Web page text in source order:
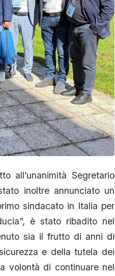
all’unanimità Segretario
inoltre annunciato un
sindacato in Italia per
è stato ribadito nel
sia il frutto di anni di
e della tutela dei
volontà di continuare nel